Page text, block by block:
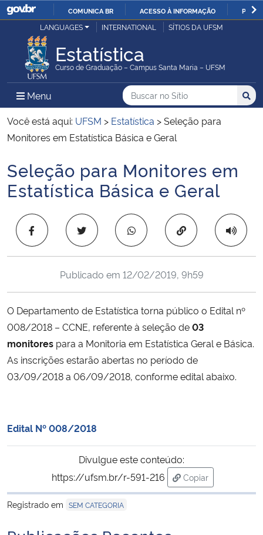
IR
O
COMUNICA BR ACESSO À INFORMAÇÃO
Ministério da Justiça e Segurança Pública
Ministério da Defesa
Ministério das Relações Exteriores
Ministério da Infraestrutura
Ministério da Educação
Ministério da Cidadania
Ministério da Ciência, Tecnologia, Inovações e Comunicações
Ministério do Turismo
Ministério do Desenvolvimento Regional
Controladoria-Geral da União
LANGUAGES INTERNATIONAL SÍTIOS DA UFSM
Estatística
Curso de Graduação – Campus Santa Maria – UFSM
Menu Menu Principal do Sítio
Busca
Buscar no no Sítio
Busca:
Você está aqui: UFSM > Estatística >Seleção para
Monitores em Estatística Básica e Geral
Início do conteúdo
Seleção para Monitores em
Estatística Básica e Geral
Copiar para área
Publicado em 12/02/2019, 9h59
O Departamento de Estatística torna público o Edital nº
008/2018 – CCNE, referente à seleção de03
monitores para a Monitoria em Estatística Geral e Básica.
As inscrições estarão abertas no período de
03/09/2018 a 06/09/2018, conforme edital abaixo.
Edital Nº 008/2018
Divulgue este conteúdo:
https://ufsm.br/r-591-216
Copiar
para área de
Registrado em SEM CATEGORIA